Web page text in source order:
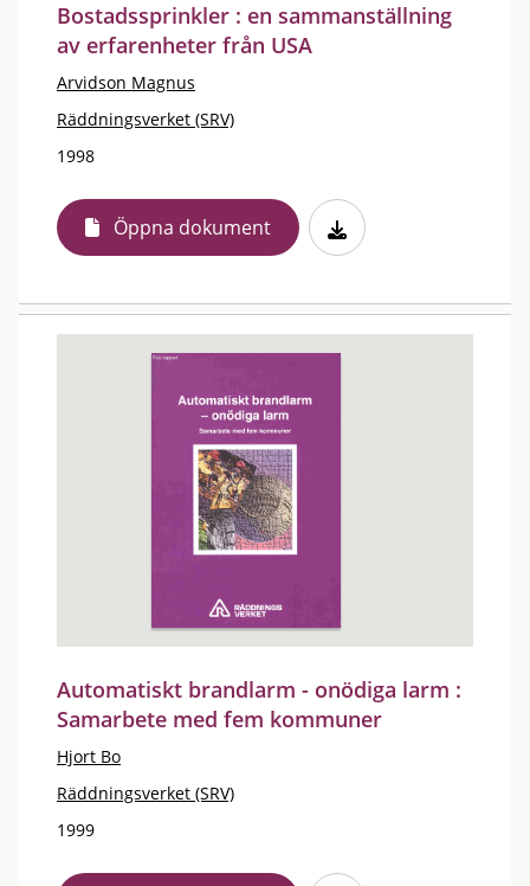
Bostadssprinkler : en sammanställning
av erfarenheter från USA
Arvidson Magnus
Räddningsverket (SRV)
1998
Öppna dokument
Automatiskt brandlarm - onödiga larm :
Samarbete med fem kommuner
Hjort Bo
Räddningsverket (SRV)
1999